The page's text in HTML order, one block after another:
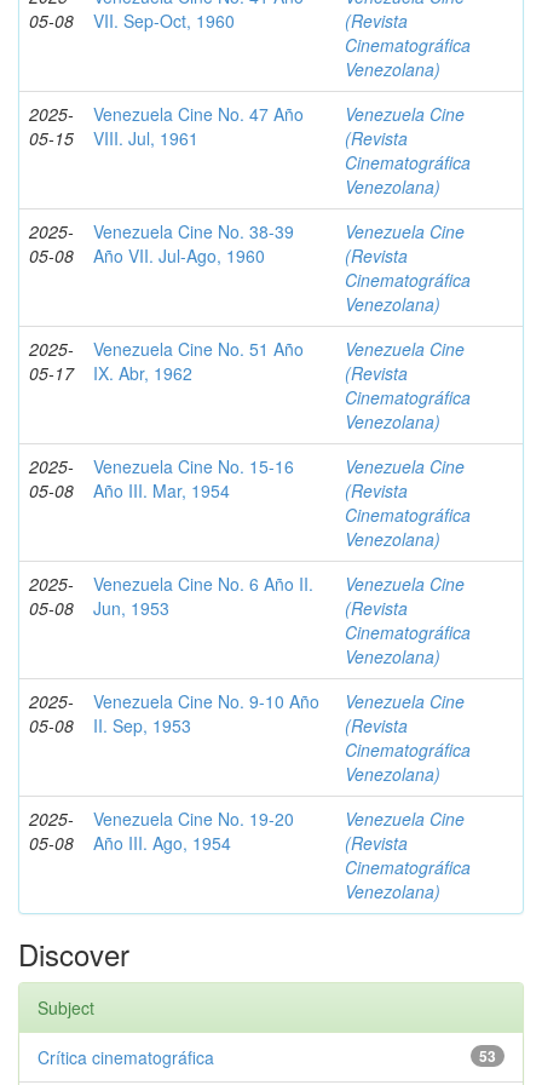
05-08
VII. Sep-Oct, 1960
(Revista
Cinematográfica
Venezolana)
2025-
05-15
Venezuela Cine No. 47 Año
VIII. Jul, 1961
Venezuela Cine
(Revista
Cinematográfica
Venezolana)
2025-
05-08
Venezuela Cine No. 38-39
Año VII. Jul-Ago, 1960
Venezuela Cine
(Revista
Cinematográfica
Venezolana)
2025-
05-17
Venezuela Cine No. 51 Año
IX. Abr, 1962
Venezuela Cine
(Revista
Cinematográfica
Venezolana)
2025-
05-08
Venezuela Cine No. 15-16
Año III. Mar, 1954
Venezuela Cine
(Revista
Cinematográfica
Venezolana)
2025-
05-08
Venezuela Cine No. 6 Año II.
Jun, 1953
Venezuela Cine
(Revista
Cinematográfica
Venezolana)
2025-
05-08
Venezuela Cine No. 9-10 Año
II. Sep, 1953
Venezuela Cine
(Revista
Cinematográfica
Venezolana)
2025-
05-08
Venezuela Cine No. 19-20
Año III. Ago, 1954
Venezuela Cine
(Revista
Cinematográfica
Venezolana)
Discover
Subject
53
Crítica cinematográfica